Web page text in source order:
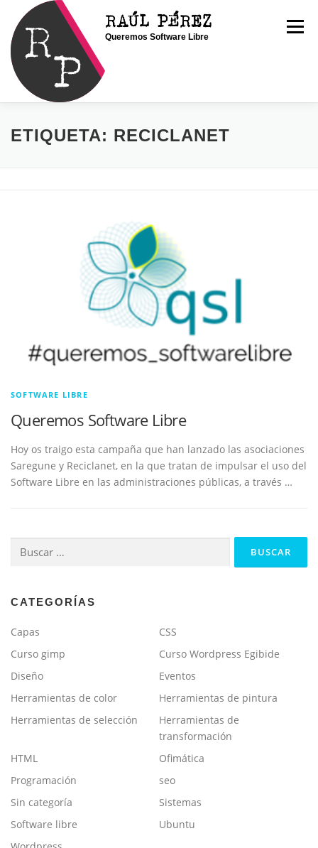
contenido
RAÚL PÉREZ
Queremos Software Libre
Menú
INICIO SOY RAÚL SERVICIOS
ETIQUETA: RECICLANET
SOFTWARE LIBRE
Queremos Software Libre
Hoy os traigo esta campaña que han lanzado las asociaciones
Saregune y Reciclanet, en la que tratan de impulsar el uso del
Software Libre en las administraciones públicas, a través …
Buscar:
CATEGORÍAS
Capas
CSS
Curso gimp
Curso Wordpress Egibide
Diseño
Eventos
Herramientas de color
Herramientas de pintura
Herramientas de selección
Herramientas de
transformación
HTML
Ofimática
Programación
seo
Sin categoría
Sistemas
Software libre
Ubuntu